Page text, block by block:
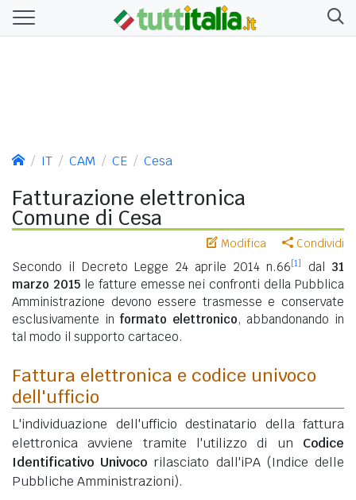
IT CAM CE Cesa
Fatturazione elettronica
Comune di Cesa
Modifica Condividi
Secondo il Decreto Legge 24 aprile 2014 n.66[1] dal 31
marzo 2015le fatture emesse nei confronti della Pubblica
Amministrazione devono essere trasmesse e conservate
esclusivamente in formato elettronico, abbandonando in
tal modo il supporto cartaceo.
Fattura elettronica e codice univoco
dell'ufficio
L'individuazione dell'ufficio destinatario della fattura
elettronica avviene tramite l'utilizzo di un Codice
Identificativo Univoco rilasciato dall'iPA (Indice delle
Pubbliche Amministrazioni).